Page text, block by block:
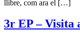
llibre, com ara el […]
3r EP – Visita